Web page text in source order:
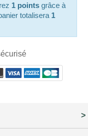
1 points grâce à
totalisera 1